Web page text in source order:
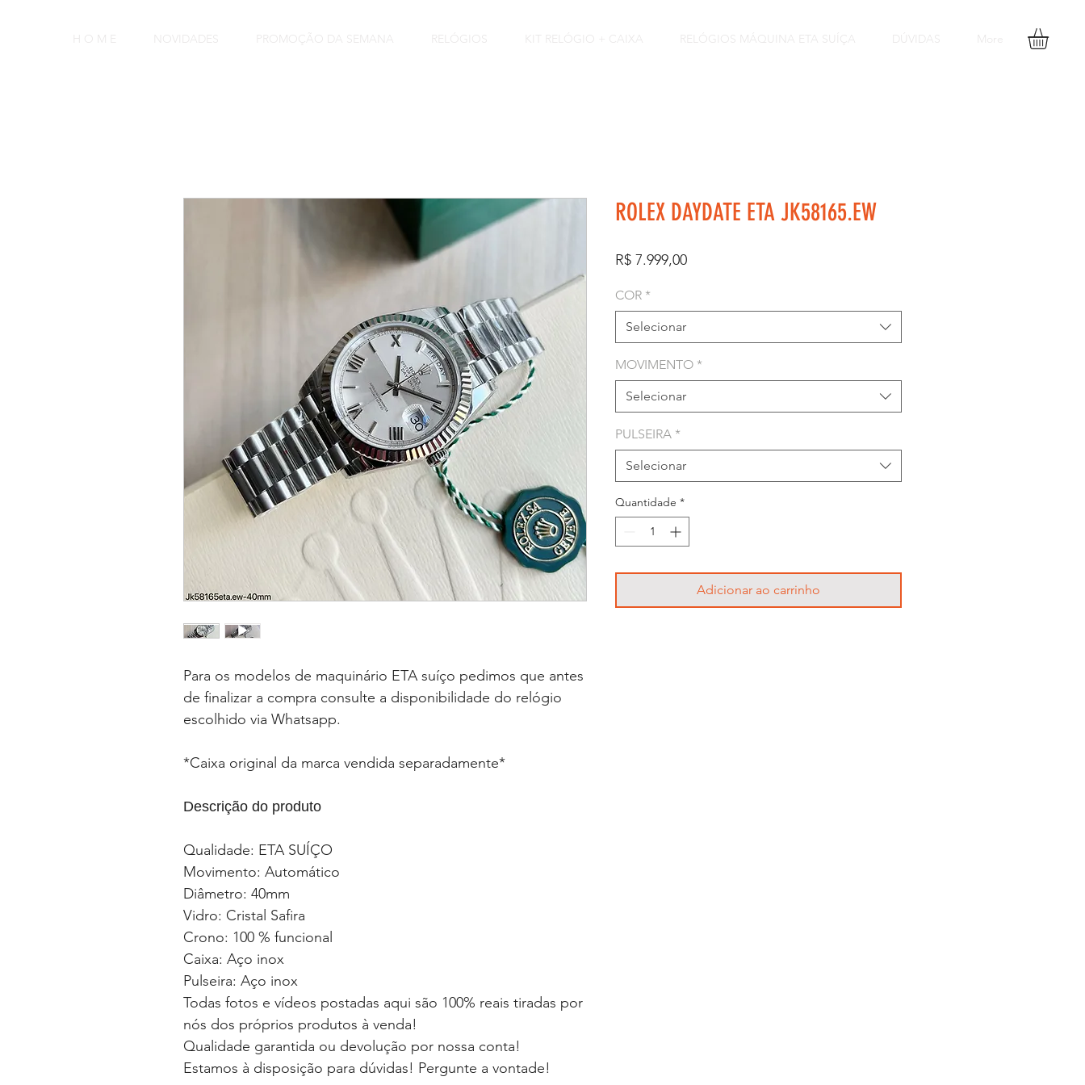
H O M E PROMOÇÃO DA SEMANA RELÓGIOS KIT RELÓGIO + CAIXA RELÓGIOS MÁQUINA ETA SUÍÇA More
Para os modelos de maquinário ETA suíço pedimos que antes
de finalizar a compra consulte a disponibilidade do relógio
escolhido via Whatsapp.
*Caixa original da marca vendida separadamente*
Descrição do produto
Qualidade: ETA SUÍÇO
Movimento: Automático
Diâmetro: 40mm
Vidro: Cristal Safira
Crono: 100 % funcional
Caixa: Aço inox
Pulseira: Aço inox
Todas fotos e vídeos postadas aqui são 100% reais tiradas por
nós dos próprios produtos à venda!
Qualidade garantida ou devolução por nossa conta!
Estamos à disposição para dúvidas! Pergunte a vontade!
ROLEX DAYDATE ETA JK58165.EW
R$ 7.999,00Preço
COR *
Selecionar
MOVIMENTO *
Selecionar
PULSEIRA *
Selecionar
Quantidade *
Adicionar ao carrinho